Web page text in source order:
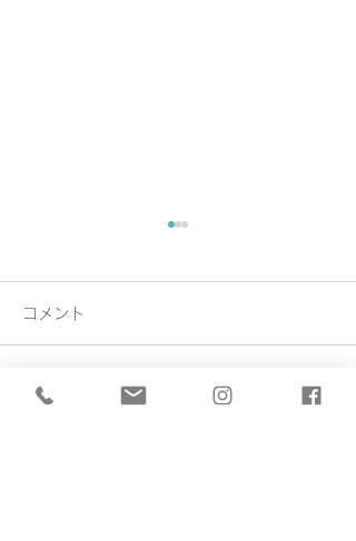
Exhibition…
コメント
コメントを追加…